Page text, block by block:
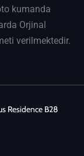
kumanda
Orjinal
verilmektedir.
Residence B28